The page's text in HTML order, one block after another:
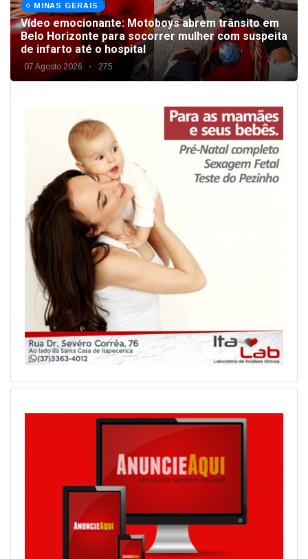
MINAS GERAIS
Vídeo emocionante: Motoboys abrem trânsito em
Belo Horizonte para socorrer mulher com suspeita
de infarto até o hospital
07 Agosto 2026 275